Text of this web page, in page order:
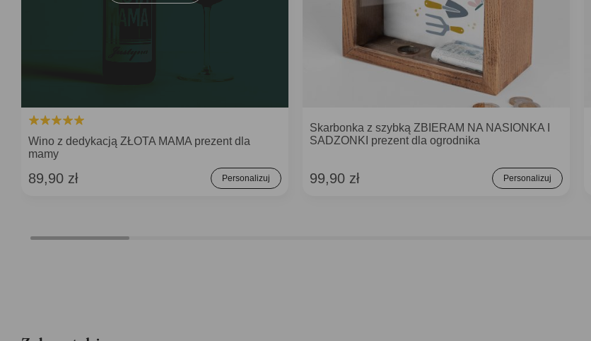
Wino z dedykacją ZŁOTA MAMA prezent dla
mamy
89,90 zł Personalizuj
Skarbonka z szybką ZBIERAM NA NASIONKA I
SADZONKI prezent dla ogrodnika
99,90 zł Personalizuj